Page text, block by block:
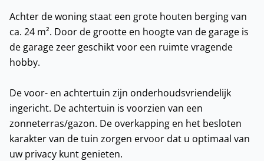
Achter de woning staat een grote houten berging van
ca. 24 m². Door de grootte en hoogte van de garage is
de garage zeer geschikt voor een ruimte vragende
hobby.
De voor- en achtertuin zijn onderhoudsvriendelijk
ingericht. De achtertuin is voorzien van een
zonneterras/gazon. De overkapping en het besloten
karakter van de tuin zorgen ervoor dat u optimaal van
uw privacy kunt genieten.